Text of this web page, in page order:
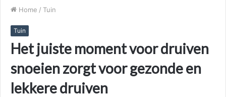
Home / Tuin
Tuin
Het juiste moment voor druiven
snoeien zorgt voor gezonde en
lekkere druiven